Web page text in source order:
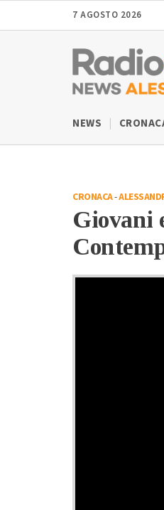
7 AGOSTO 2026
NEWS
CRONACA-
Giovani